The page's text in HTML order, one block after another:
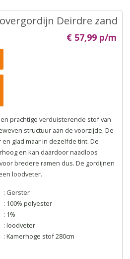
Deirdre zand
€ 57,99 p/m
prachtige verduisterende stof van
structuur aan de voorzijde. De
glad maar in dezelfde tint. De
en kan daardoor naadloos
bredere ramen dus. De gordijnen
loodveter.
: Gerster
: 100% polyester
: 1%
: loodveter
: Kamerhoge stof 280cm